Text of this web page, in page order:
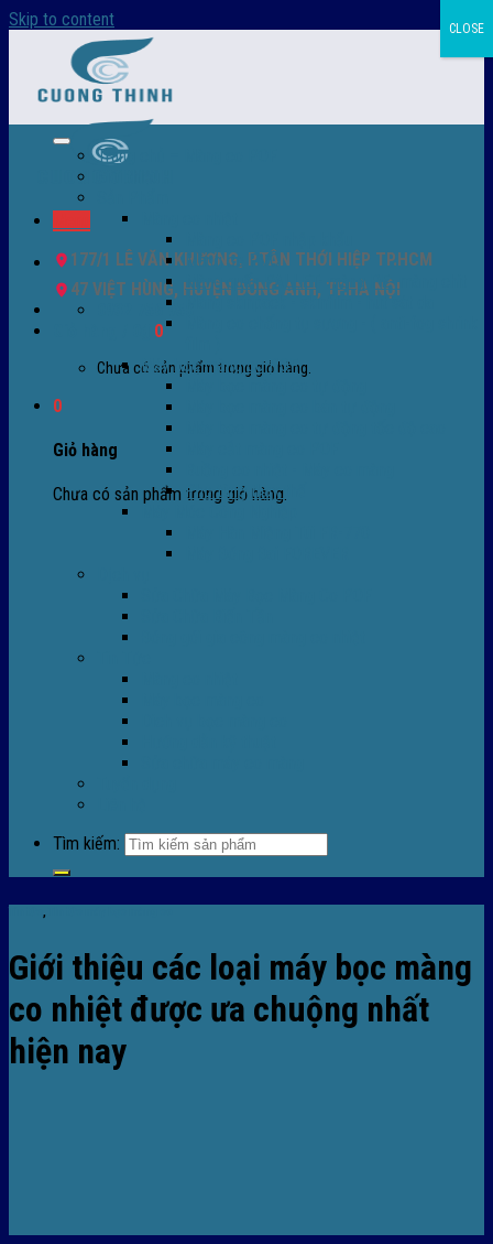
Skip to content
177/1 LÊ VĂN KHƯƠNG, P.TÂN THỚI HIỆP TP.HCM
47 VIỆT HÙNG, HUYỆN ĐÔNG ANH, TP.HÀ NỘI
0932 756 950
0
Chưa có sản phẩm trong giỏ hàng.
0
Giỏ hàng
Chưa có sản phẩm trong giỏ hàng.
Trang chủ – Màng co POF
Màng co PVC
Màng quấn PALLET- màng PE- màng chit
Màng skinpack - skinfilm - hút sát da
Máy bọc màng co POF
Phụ tùng thay thế
Tìm kiếm:
,
Giới thiệu các loại máy bọc màng
co nhiệt được ưa chuộng nhất
hiện nay
CLOSE